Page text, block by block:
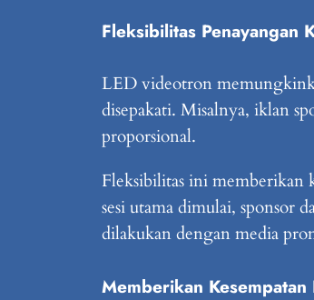
Fleksibilitas Penayangan
LED videotron
disepakati. Misalnya, iklan
proporsional.
Fleksibilitas ini memberikan
sesi utama dimulai, sponsor
dilakukan dengan media
Memberikan